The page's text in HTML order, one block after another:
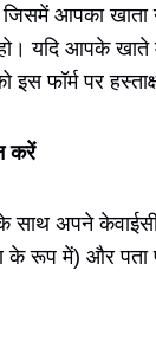
जिसमें आपका
हो। यदि आपके
इस फॉर्म पर
करें
साथ अपने
के रूप में) और पता